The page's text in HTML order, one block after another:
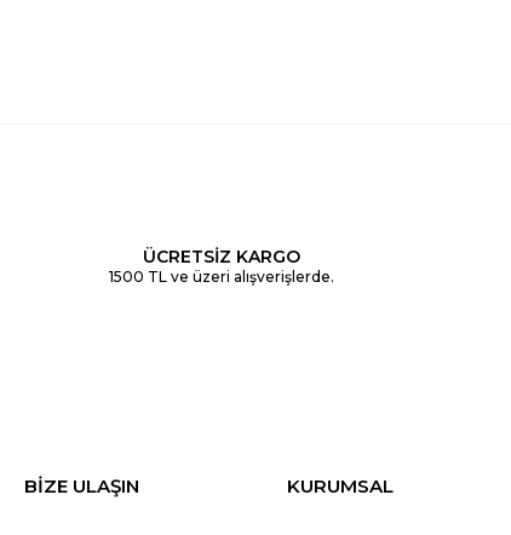
ÜCRETSİZ KARGO
1500 TL ve üzeri alışverişlerde.
BİZE ULAŞIN KURUMSAL